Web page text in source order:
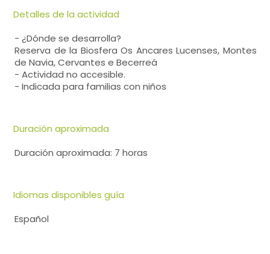
Detalles de la actividad
- ¿Dónde se desarrolla?
Reserva de la Biosfera Os Ancares Lucenses, Montes
de Navia, Cervantes e Becerreá
- Actividad no accesible.
- Indicada para familias con niños
Duración aproximada
Duración aproximada: 7 horas
Idiomas disponibles guía
Español